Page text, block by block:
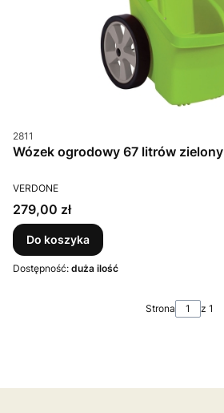
Kod produktu
2811
Wózek ogrodowy 67 litrów zielony
PRODUCENT
VERDONE
Cena
279,00 zł
Do koszyka
Dostępność: duża ilość
Strona z 1